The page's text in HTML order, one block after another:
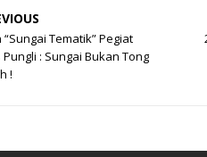
“Sungai Tematik” Pegiat
: Sungai Bukan Tong
!